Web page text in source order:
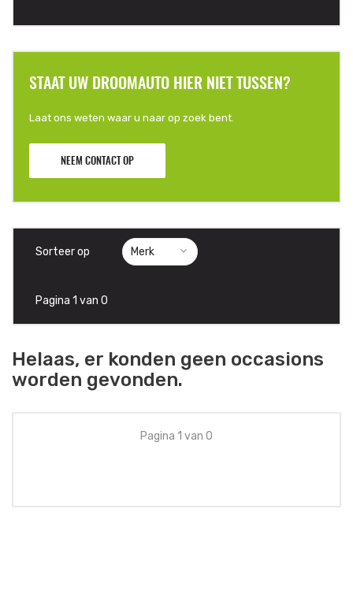
STAAT UW DROOMAUTO HIER NIET TUSSEN?
Laat ons weten waar u naar op zoek bent.
NEEM CONTACT OP
Sorteer op
Pagina 1 van 0
Helaas, er konden geen occasions
worden gevonden.
Pagina 1 van 0